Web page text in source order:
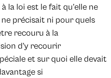
la loi est le fait qu’elle ne
précisait ni pour quels
recouru à la
d’y recourir
et sur quoi elle devait
si